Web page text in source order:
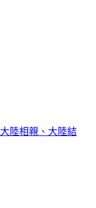
大陸相親、大陸結